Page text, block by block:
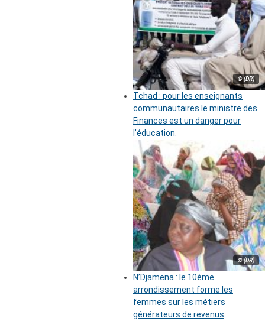
© (DR)
Tchad : pour les enseignants
communautaires le ministre des
Finances est un danger pour
l’éducation.
© (DR)
N’Djamena : le 10ème
arrondissement forme les
femmes sur les métiers
générateurs de revenus